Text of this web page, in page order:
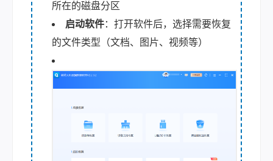
所在的磁盘分区
启动软件：打开软件后，选择需要恢复
的文件类型（文档、图片、视频等）